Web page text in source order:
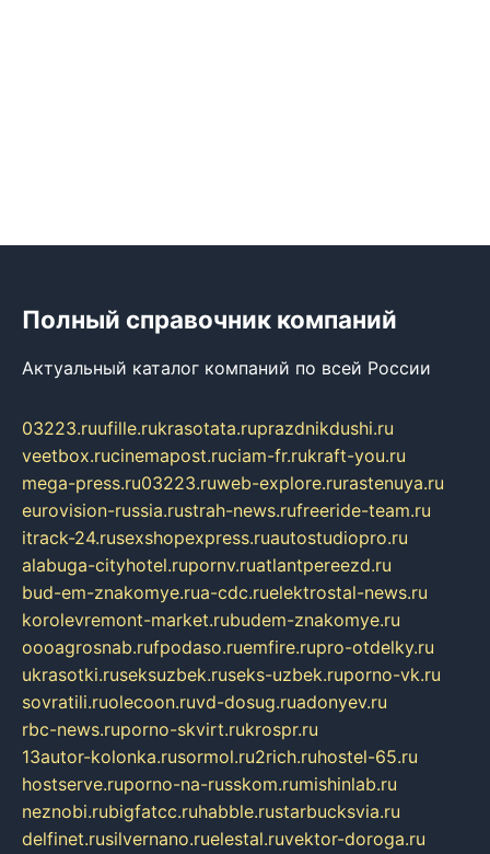
Полный справочник компаний
Актуальный каталог компаний по всей России
03223.ruufille.rukrasotata.ruprazdnikdushi.ru
veetbox.rucinemapost.ruciam-fr.rukraft-you.ru
mega-press.ru03223.ruweb-explore.rurastenuya.ru
eurovision-russia.rustrah-news.rufreeride-team.ru
itrack-24.rusexshopexpress.ruautostudiopro.ru
alabuga-cityhotel.rupornv.ruatlantpereezd.ru
bud-em-znakomye.rua-cdc.ruelektrostal-news.ru
korolevremont-market.rubudem-znakomye.ru
oooagrosnab.rufpodaso.ruemfire.rupro-otdelky.ru
ukrasotki.ruseksuzbek.ruseks-uzbek.ruporno-vk.ru
sovratili.ruolecoon.ruvd-dosug.ruadonyev.ru
rbc-news.ruporno-skvirt.rukrospr.ru
13autor-kolonka.rusormol.ru2rich.ruhostel-65.ru
hostserve.ruporno-na-russkom.rumishinlab.ru
neznobi.rubigfatcc.ruhabble.rustarbucksvia.ru
delfinet.rusilvernano.ruelestal.ruvektor-doroga.ru